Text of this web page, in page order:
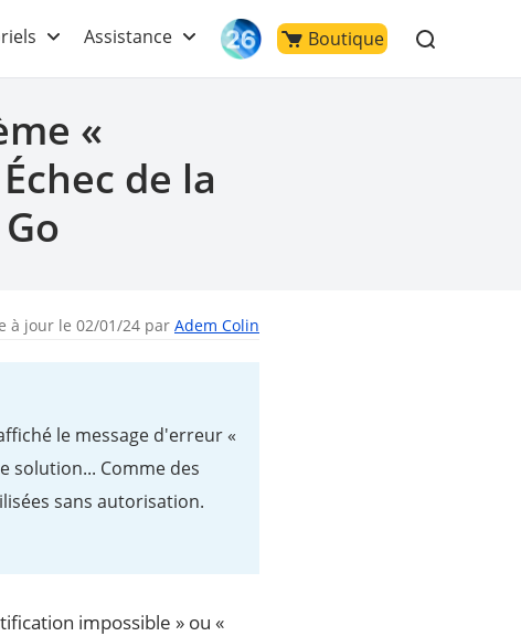
Assistance Boutique
«
de la
à jour le 02/01/24 par Adem Colin
le message d'erreur «
solution... Comme des
sans autorisation.
impossible » ou «